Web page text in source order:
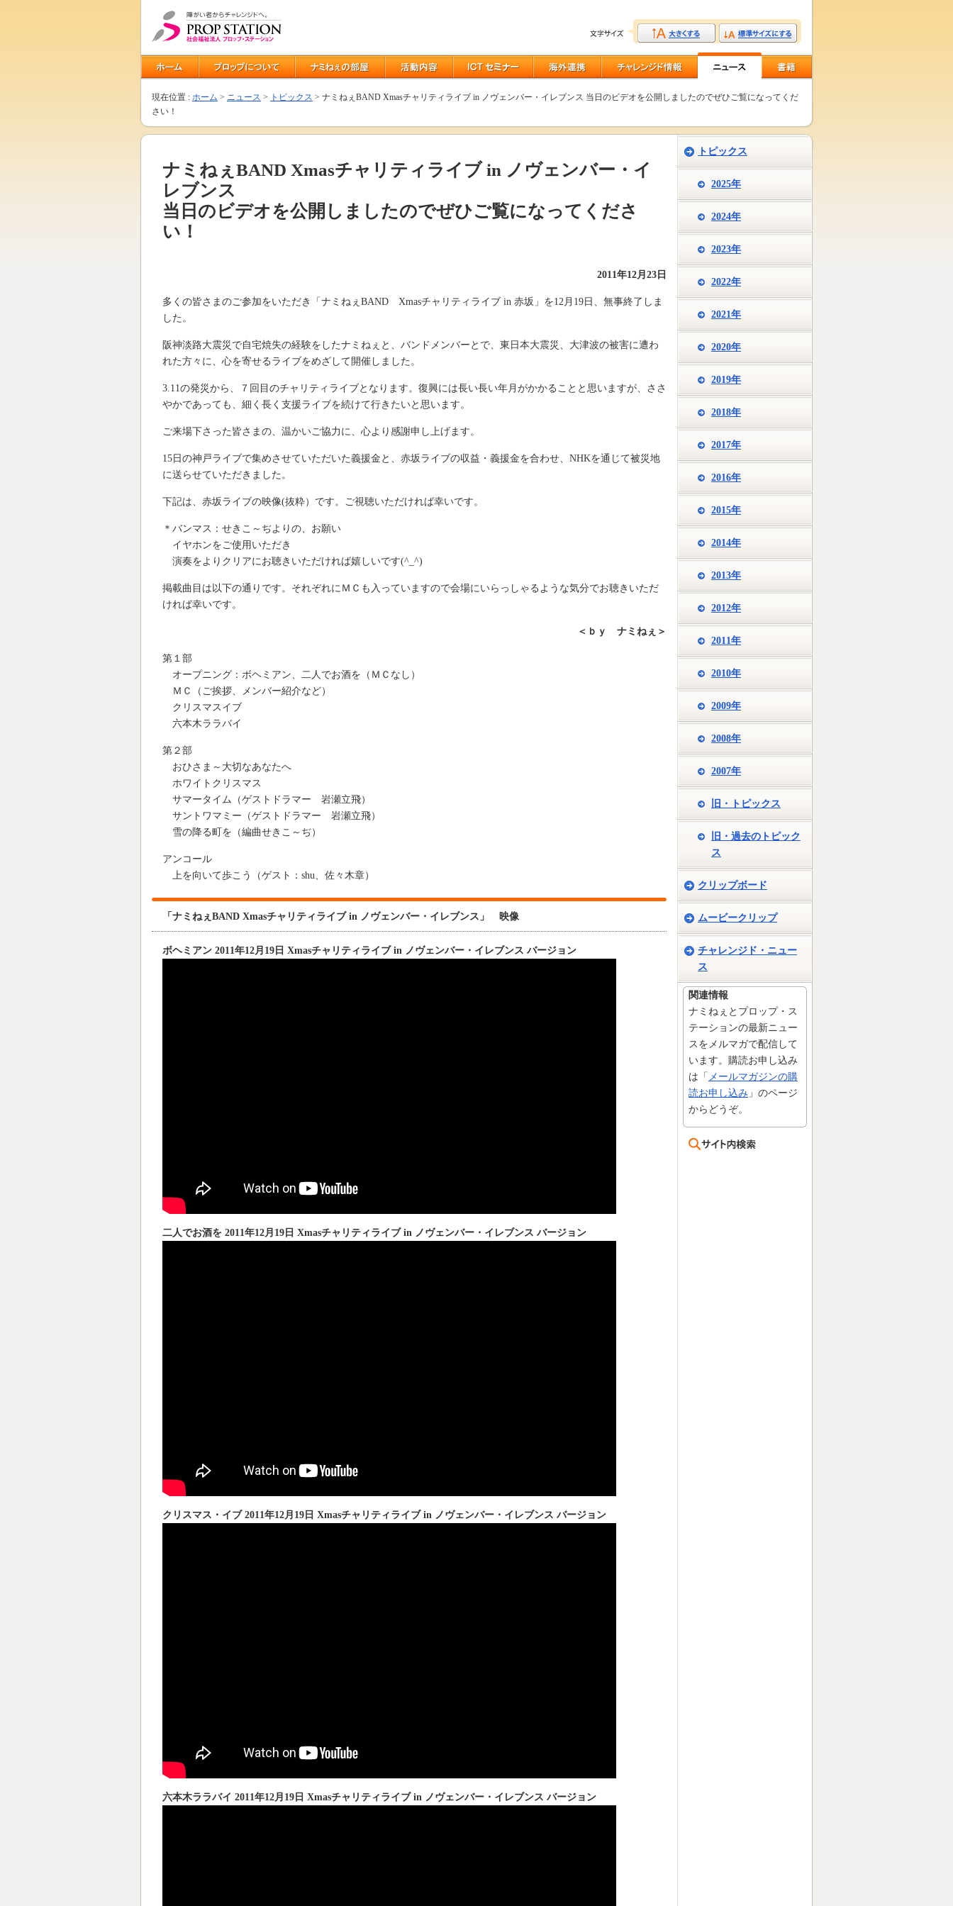
現在位置 : ホーム > ニュース > トピックス > ナミねぇBAND Xmasチャリティライブ in ノヴェンバー・イレブンス 当日のビデオを公開しましたのでぜひご覧になってくだ
さい！
トピックス
2025年
2024年
2023年
2022年
2021年
2020年
2019年
2018年
2017年
2016年
2015年
2014年
2013年
2012年
2011年
2010年
2009年
2008年
2007年
旧・トピックス
旧・過去のトピック
ス
クリップボード
ムービークリップ
チャレンジド・ニュー
ス
関連情報
ナミねぇとプロップ・ス
テーションの最新ニュー
スをメルマガで配信して
います。購読お申し込み
は「 メールマガジンの購
読お申し込み 」のページ
からどうぞ。
ナミねぇBAND Xmasチャリティライブ in ノヴェンバー・イ
レブンス
当日のビデオを公開しましたのでぜひご覧になってくださ
い！
2011年12月23日
多くの皆さまのご参加をいただき「ナミねぇBAND Xmasチャリティライブ in 赤坂」を12月19日、無事終了しま
した。
阪神淡路大震災で自宅焼失の経験をしたナミねぇと、バンドメンバーとで、東日本大震災、大津波の被害に遭わ
れた方々に、心を寄せるライブをめざして開催しました。
3.11の発災から、７回目のチャリティライブとなります。復興には長い長い年月がかかることと思いますが、ささ
やかであっても、細く長く支援ライブを続けて行きたいと思います。
ご来場下さった皆さまの、温かいご協力に、心より感謝申し上げます。
15日の神戸ライブで集めさせていただいた義援金と、赤坂ライブの収益・義援金を合わせ、NHKを通じて被災地
に送らせていただきました。
下記は、赤坂ライブの映像(抜粋）です。ご視聴いただければ幸いです。
＊バンマス：せきこ～ぢよりの、お願い
イヤホンをご使用いただき
演奏をよりクリアにお聴きいただければ嬉しいです(^_^)
掲載曲目は以下の通りです。それぞれにＭＣも入っていますので会場にいらっしゃるような気分でお聴きいただ
ければ幸いです。
＜ｂｙ ナミねぇ＞
第１部
オープニング：ボヘミアン、二人でお酒を（ＭＣなし）
ＭＣ（ご挨拶、メンバー紹介など）
クリスマスイブ
六本木ララバイ
第２部
おひさま～大切なあなたへ
ホワイトクリスマス
サマータイム（ゲストドラマー 岩瀬立飛）
サントワマミー（ゲストドラマー 岩瀬立飛）
雪の降る町を（編曲せきこ～ぢ）
アンコール
上を向いて歩こう（ゲスト：shu、佐々木章）
「ナミねぇBAND Xmasチャリティライブ in ノヴェンバー・イレブンス」 映像
ボヘミアン 2011年12月19日 Xmasチャリティライブ in ノヴェンバー・イレブンス バージョン
二人でお酒を 2011年12月19日 Xmasチャリティライブ in ノヴェンバー・イレブンス バージョン
クリスマス・イブ 2011年12月19日 Xmasチャリティライブ in ノヴェンバー・イレブンス バージョン
六本木ララバイ 2011年12月19日 Xmasチャリティライブ in ノヴェンバー・イレブンス バージョン